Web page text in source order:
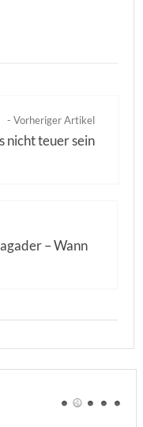
- Vorheriger Artikel
nicht teuer sein
– Wann